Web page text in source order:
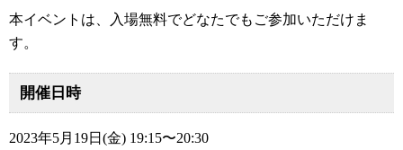
本イベントは、入場無料でどなたでもご参加いただけま
す。
開催日時
2023年5月19日(金) 19:15〜20:30